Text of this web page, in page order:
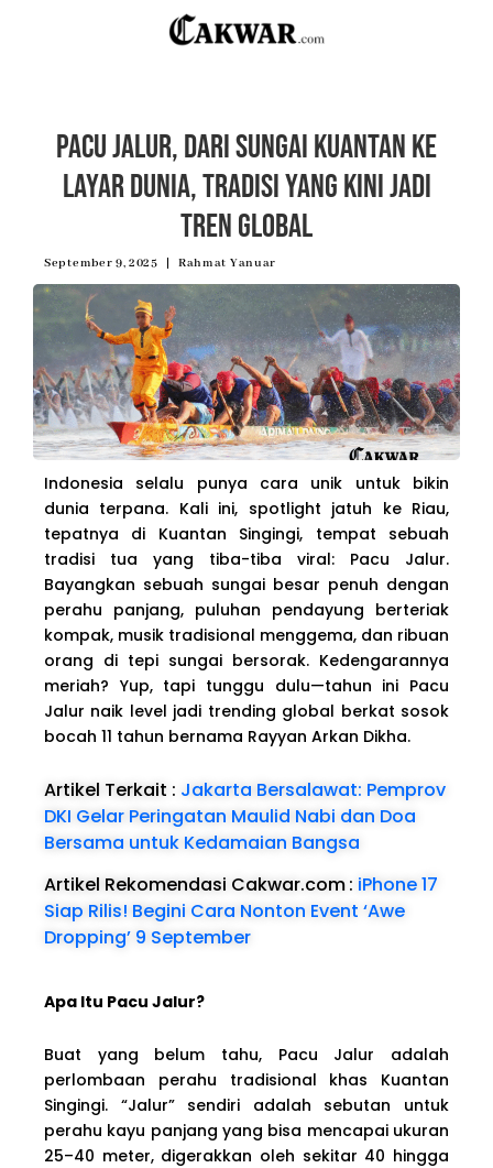
Pacu Jalur, Dari Sungai Kuantan ke
Layar Dunia, Tradisi yang Kini Jadi
Tren Global
September 9, 2025 Rahmat Yanuar
Indonesia selalu punya cara unik untuk bikin
dunia terpana. Kali ini, spotlight jatuh ke Riau,
tepatnya di Kuantan Singingi, tempat sebuah
tradisi tua yang tiba-tiba viral: Pacu Jalur.
Bayangkan sebuah sungai besar penuh dengan
perahu panjang, puluhan pendayung berteriak
kompak, musik tradisional menggema, dan ribuan
orang di tepi sungai bersorak. Kedengarannya
meriah? Yup, tapi tunggu dulu—tahun ini Pacu
Jalur naik level jadi trending global berkat sosok
bocah 11 tahun bernama Rayyan Arkan Dikha.
Artikel Terkait : Jakarta Bersalawat: Pemprov
DKI Gelar Peringatan Maulid Nabi dan Doa
Bersama untuk Kedamaian Bangsa
Artikel Rekomendasi Cakwar.com: iPhone 17
Siap Rilis! Begini Cara Nonton Event ‘Awe
Dropping’ 9 September
Apa Itu Pacu Jalur?
Buat yang belum tahu, Pacu Jalur adalah
perlombaan perahu tradisional khas Kuantan
Singingi. “Jalur” sendiri adalah sebutan untuk
perahu kayu panjang yang bisa mencapai ukuran
25–40 meter, digerakkan oleh sekitar 40 hingga